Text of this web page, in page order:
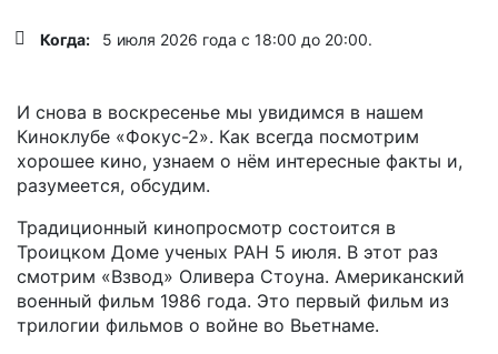
Когда: 5 июля 2026 года с 18:00 до 20:00.
И снова в воскресенье мы увидимся в нашем
Киноклубе «Фокус-2». Как всегда посмотрим
хорошее кино, узнаем о нём интересные факты и,
разумеется, обсудим.
Традиционный кинопросмотр состоится в
Троицком Доме ученых РАН 5 июля. В этот раз
смотрим «Взвод» Оливера Стоуна. Американский
военный фильм 1986 года. Это первый фильм из
трилогии фильмов о войне во Вьетнаме.